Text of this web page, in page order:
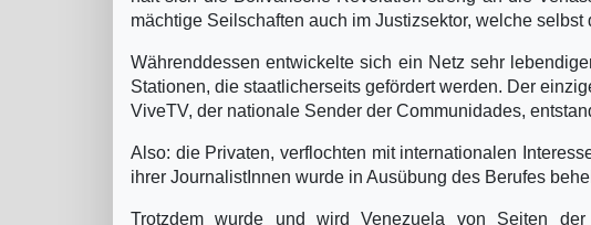
mächtige Seilschaften auch im Justizsektor, welche
Währenddessen entwickelte sich ein Netz sehr
Stationen, die staatlicherseits gefördert werden. Der
ViveTV, der nationale Sender der Communidades,
Also: die Privaten, verflochten mit internationalen
ihrer JournalistInnen wurde in Ausübung des Berufes
Trotzdem wurde und wird Venezuela von Seiten